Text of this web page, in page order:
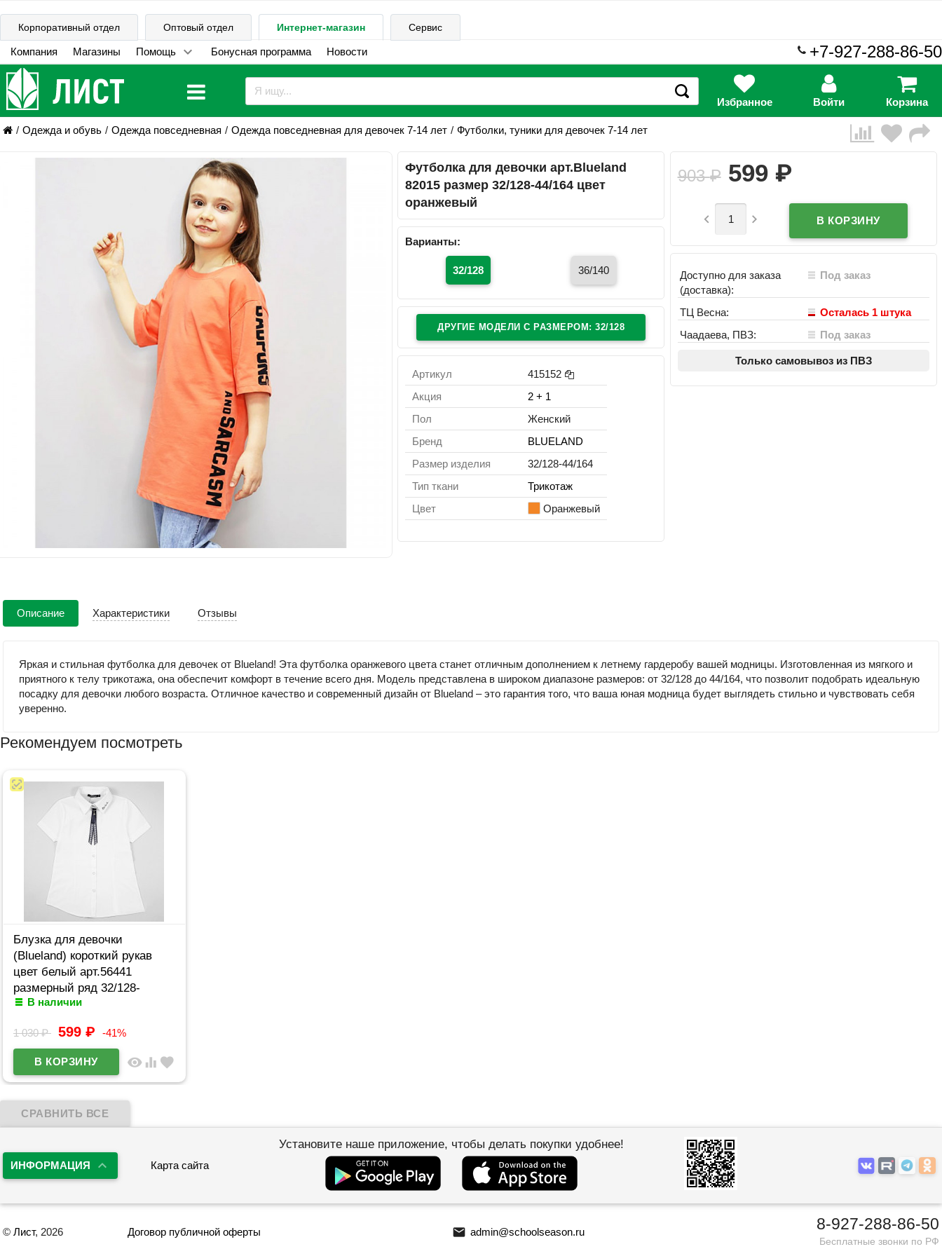
Корпоративный отдел Оптовый отдел Интернет-магазин Сервис
Компания Магазины Помощь Бонусная программа Новости +7-927-288-86-50
Избранное Войти Корзина
Одежда и обувь Одежда повседневная Одежда повседневная для девочек 7-14 лет Футболки, туники для девочек 7-14 лет
Футболка для девочки арт.Blueland
82015 размер 32/128-44/164 цвет
оранжевый
Варианты:
32/128 36/140
ДРУГИЕ МОДЕЛИ C РАЗМЕРОМ: 32/128
Артикул
415152
Акция
2 + 1
Пол
Женский
Бренд
BLUELAND
Размер изделия
32/128-44/164
Тип ткани
Трикотаж
Цвет
Оранжевый
903₽ 599 ₽
 
Доступно для заказа
(доставка):
Под заказ
ТЦ Весна:
Осталась 1 штука
Чаадаева, ПВЗ:
Под заказ
Только самовывоз из ПВЗ
Описание Характеристики Отзывы
Яркая и стильная футболка для девочек от Blueland! Эта футболка оранжевого цвета станет отличным дополнением к летнему гардеробу вашей модницы. Изготовленная из мягкого и
приятного к телу трикотажа, она обеспечит комфорт в течение всего дня. Модель представлена в широком диапазоне размеров: от 32/128 до 44/164, что позволит подобрать идеальную
посадку для девочки любого возраста. Отличное качество и современный дизайн от Blueland – это гарантия того, что ваша юная модница будет выглядеть стильно и чувствовать себя
уверенно.
Рекомендуем посмотреть
Блузка для девочки
(Blueland) короткий рукав
цвет белый арт.56441
размерный ряд 32/128-
44/164
В наличии
1 030₽ 599 ₽ -41%
visibility equalizer favorite
ИНФОРМАЦИЯ Карта сайта
Установите наше приложение, чтобы делать покупки удобнее!
© Лист, 2026 Договор публичной оферты email admin@schoolseason.ru 8-927-288-86-50
Бесплатные звонки по РФ